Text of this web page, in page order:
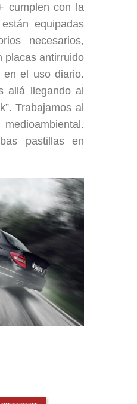
cumplen con la
equipadas
necesarios,
placas antirruido
en el uso diario.
allá llegando al
Trabajamos al
pastillas en